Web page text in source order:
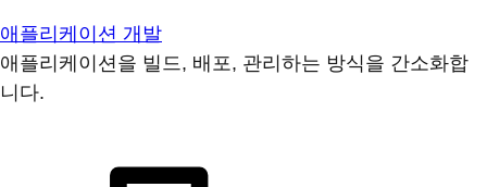
애플리케이션 개발
애플리케이션을 빌드, 배포, 관리하는 방식을 간소화합
니다.